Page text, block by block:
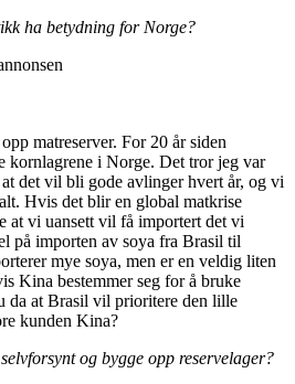
ha betydning for Norge?
matreserver. For 20 år siden
kornlagrene i Norge. Det tror jeg var
det vil bli gode avlinger hvert år, og vi
Hvis det blir en global matkrise
at vi uansett vil få importert det vi
på importen av soya fra Brasil til
mye soya, men er en veldig liten
Kina bestemmer seg for å bruke
da at Brasil vil prioritere den lille
kunden Kina?
og bygge opp reservelager?